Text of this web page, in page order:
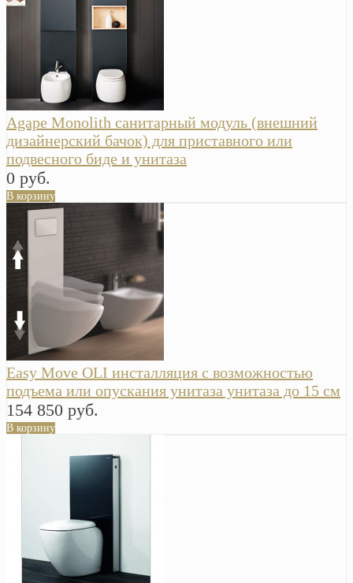
Agape Monolith санитарный модуль (внешний
дизайнерский бачок) для приставного или
подвесного биде и унитаза
0 руб.
В корзину
Easy Move OLI инсталляция с возможностью
подъема или опускания унитаза унитаза до 15 см
154 850 руб.
В корзину